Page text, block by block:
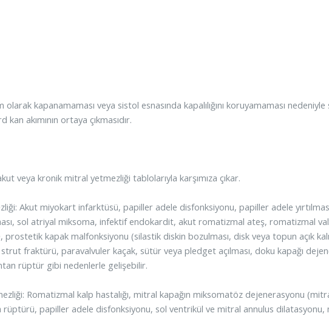
olarak kapanamaması veya sistol esnasında kapalılığını koruyamaması
akımının ortaya çıkmasıdır.
veya kronik mitral yetmezliği tablolarıyla karşımıza çıkar.
Akut miyokart infarktüsü, papiller adele disfonksiyonu, papiller adele
sol atriyal miksoma, infektif endokardit, akut romatizmal ateş, romatizmal
prostetik kapak malfonksiyonu (silastik diskin bozulması, disk veya topun açık
strut fraktürü, paravalvuler kaçak, sütür veya pledget açılması, doku kapağı
rüptür gibi nedenlerle gelişebilir.
Romatizmal kalp hastalığı, mitral kapağın miksomatöz dejenerasyonu
papiller adele disfonksiyonu, sol ventrikül ve mitral annulus dilatasyonu,